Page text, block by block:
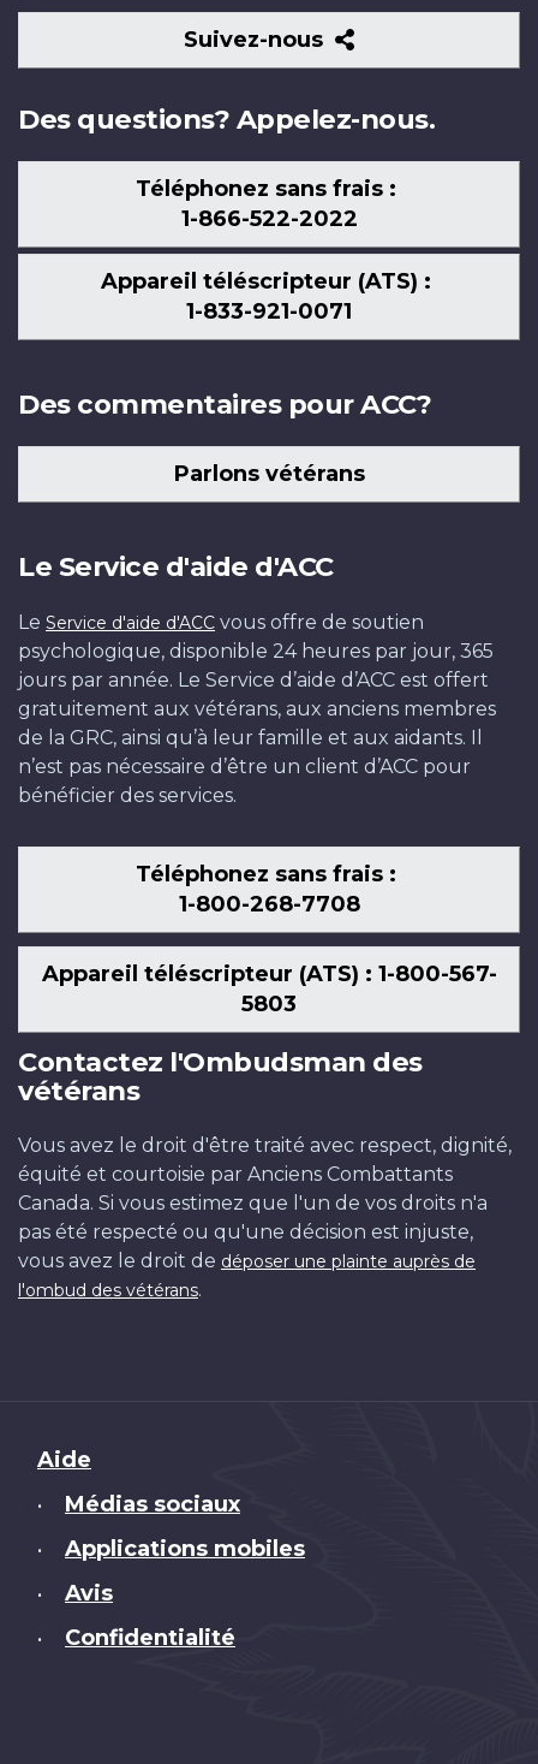
Suivez-nous
Suivez-
nous
Des questions? Appelez-nous.
Téléphonez sans frais :
1-866-522-2022
Appareil téléscripteur (ATS) :
1-833-921-0071
Des commentaires pour ACC?
Parlons vétérans
Le Service d'aide d'ACC
Le Service d'aide d'ACC vous offre de soutien
psychologique, disponible 24 heures par jour, 365
jours par année. Le Service d’aide d’ACC est offert
gratuitement aux vétérans, aux anciens membres
de la GRC, ainsi qu’à leur famille et aux aidants. Il
n’est pas nécessaire d’être un client d’ACC pour
bénéficier des services.
Téléphonez sans frais :
1-800-268-7708
Appareil téléscripteur (ATS) : 1-800-567-
5803
Contactez l'Ombudsman des
vétérans
Vous avez le droit d'être traité avec respect, dignité,
équité et courtoisie par Anciens Combattants
Canada. Si vous estimez que l'un de vos droits n'a
pas été respecté ou qu'une décision est injuste,
vous avez le droit de déposer une plainte auprès de
l'ombud des vétérans.
Brand
Aide
• Médias sociaux
• Applications mobiles
• Avis
• Confidentialité